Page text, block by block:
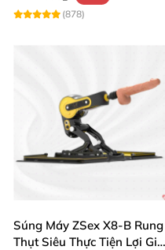
(878)
Súng Máy ZSex X8-B Rung
Thụt Siêu Thực Tiện Lợi Giá